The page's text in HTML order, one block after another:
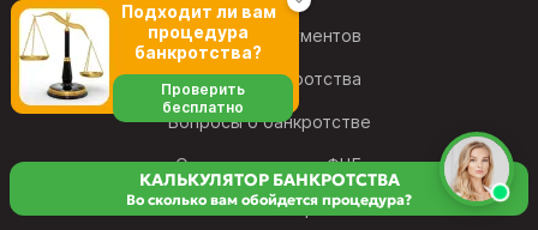
Шаблоны документов
Словарь банкротства
Вопросы о банкротстве
Отзывы клиентов ФЦБ
Статистика банкротства
КАЛЬКУЛЯТОР БАНКРОТСТВА
Во сколько вам обойдется процедура?
Подходит ли вам
процедура
банкротства?
Проверить
бесплатно